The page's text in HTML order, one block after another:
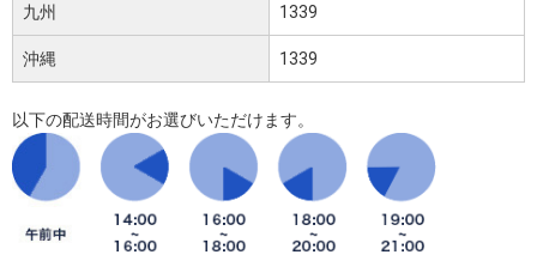
九州
沖縄
1339
1339
以下の配送時間がお選びいただけます。